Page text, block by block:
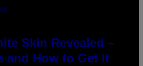
Skin Revealed –
and How to Get It